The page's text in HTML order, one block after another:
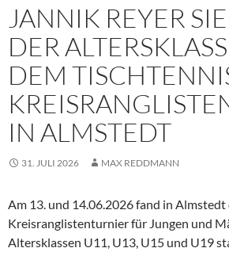
JANNIK REYER
DER
DEM
IN ALMSTEDT
31. JULI 2026 MAX REDDMANN
Am 13. und 14.06.2026 fand in Almstedt
Kreisranglistenturnier für Jungen und
Altersklassen U11, U13, U15 und U19